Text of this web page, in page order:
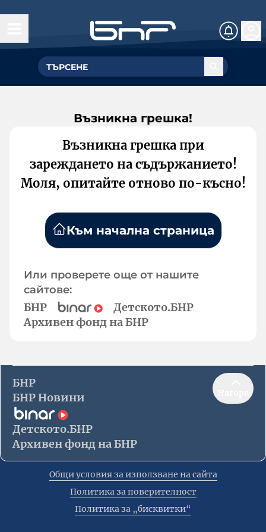
Възникна грешка!
Възникна грешка при
зареждането на съдържанието!
Моля, опитайте отново по-късно!
Към начална страница
Или проверете още от нашите
сайтове:
БНР
Детското.БНР
Архивен фонд на БНР
БНР
БНР Новини
Детското.БНР
Архивен фонд на БНР
Общи условия за използване на сайта
Политика за поверителност
Политика за „бисквитки“